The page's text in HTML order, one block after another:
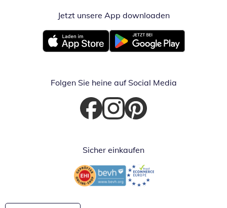
Jetzt unsere App downloadenÖffnet in
Öffnet in neuem FensterÖffnet in neuem Fenster
Folgen Sie heine auf Social Media
Öffnet in neuem Fenster
Öffnet in neuem Fenster
Öffnet in neuem Fenster
Sicher einkaufen
Öffnet in neuem FensterÖffnet in neuem Fenster